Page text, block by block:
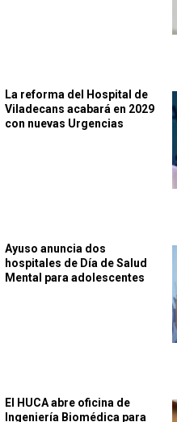
La reforma del Hospital de
Viladecans acabará en 2029
con nuevas Urgencias
Ayuso anuncia dos
hospitales de Día de Salud
Mental para adolescentes
El HUCA abre oficina de
Ingeniería Biomédica para